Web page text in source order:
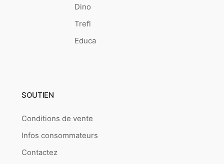
Dino
Trefl
Educa
SOUTIEN
Conditions de vente
Infos consommateurs
Contactez